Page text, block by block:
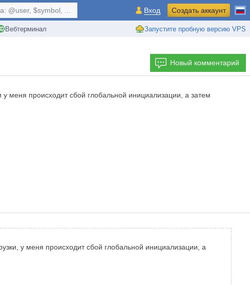
Вебтерминал Запустите пробную версию VPS
@user, $symbol, ... Вход Создать аккаунт
Новый комментарий
меня происходит сбой глобальной инициализации, а затем
у меня происходит сбой глобальной инициализации, а